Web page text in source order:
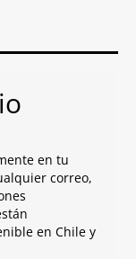
en tu
correo,
en Chile y